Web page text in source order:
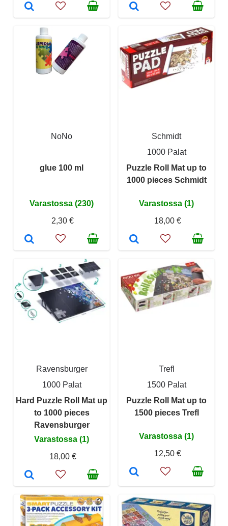
NoNo
glue 100 ml
Varastossa (230)
2,30 €
Schmidt
1000 Palat
Puzzle Roll Mat up to
1000 pieces Schmidt
Varastossa (1)
18,00 €
Ravensburger
1000 Palat
Hard Puzzle Roll Mat up
to 1000 pieces
Ravensburger
Varastossa (1)
18,00 €
Trefl
1500 Palat
Puzzle Roll Mat up to
1500 pieces Trefl
Varastossa (1)
12,50 €